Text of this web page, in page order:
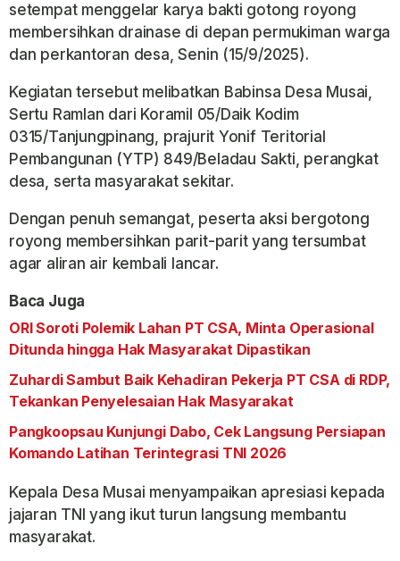
setempat menggelar karya bakti gotong royong
membersihkan drainase di depan permukiman warga
dan perkantoran desa, Senin (15/9/2025).
Kegiatan tersebut melibatkan Babinsa Desa Musai,
Sertu Ramlan dari Koramil 05/Daik Kodim
0315/Tanjungpinang, prajurit Yonif Teritorial
Pembangunan (YTP) 849/Beladau Sakti, perangkat
desa, serta masyarakat sekitar.
Dengan penuh semangat, peserta aksi bergotong
royong membersihkan parit-parit yang tersumbat
agar aliran air kembali lancar.
Baca Juga
ORI Soroti Polemik Lahan PT CSA, Minta Operasional
Ditunda hingga Hak Masyarakat Dipastikan
Zuhardi Sambut Baik Kehadiran Pekerja PT CSA di RDP,
Tekankan Penyelesaian Hak Masyarakat
Pangkoopsau Kunjungi Dabo, Cek Langsung Persiapan
Komando Latihan Terintegrasi TNI 2026
Kepala Desa Musai menyampaikan apresiasi kepada
jajaran TNI yang ikut turun langsung membantu
masyarakat.